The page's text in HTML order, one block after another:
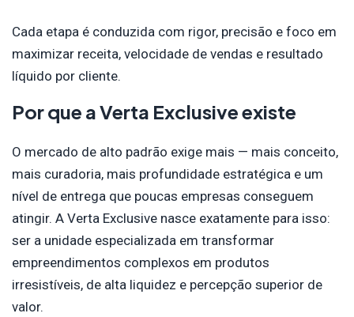
Cada etapa é conduzida com rigor, precisão e foco em
maximizar receita, velocidade de vendas e resultado
líquido por cliente.
Por que a Verta Exclusive existe
O mercado de alto padrão exige mais — mais conceito,
mais curadoria, mais profundidade estratégica e um
nível de entrega que poucas empresas conseguem
atingir. A Verta Exclusive nasce exatamente para isso:
ser a unidade especializada em transformar
empreendimentos complexos em produtos
irresistíveis, de alta liquidez e percepção superior de
valor.